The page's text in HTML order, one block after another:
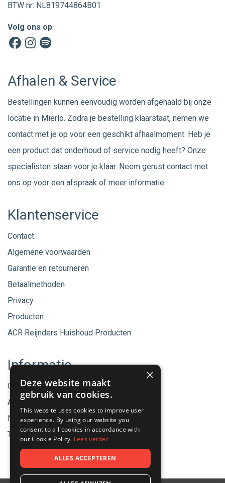
BTW nr: NL819744864B01
Volg ons op
Afhalen & Service
Bestellingen kunnen eenvoudig worden afgehaald bij onze
locatie in Mierlo. Zodra je bestelling klaarstaat, nemen we
contact met je op voor een geschikt afhaalmoment. Heb je
een product dat onderhoud of service nodig heeft? Onze
specialisten staan voor je klaar. Neem gerust contact met
ons op voor een afspraak of meer informatie.
Klantenservice
Contact
Algemene voorwaarden
Garantie en retourneren
Betaalmethoden
Privacy
Producten
ACR Reijnders Huishoud Producten
Informatie
Onze merken
Aanbiedingen
Nieuwe producten
Tips & Nieuws
×
Deze website maakt
gebruik van cookies.
This website uses cookies to improve user
experience. By using our website you
consent to all cookies in accordance with
our Cookie Policy. Lees verder
ALLES ACCEPTEREN